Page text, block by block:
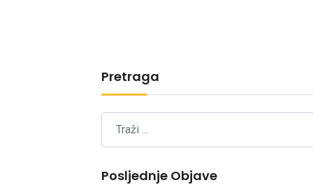
Pretraga
Posljednje Objave